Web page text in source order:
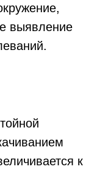
выявление
к